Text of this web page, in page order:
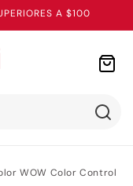
A $100
Carrito
WOW Color Control